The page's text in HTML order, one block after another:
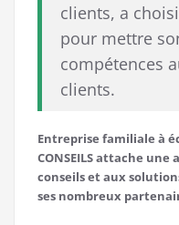
clients, a
pour mettre
compétences
clients.
Entreprise familiale à
CONSEILS attache
conseils et aux
ses nombreux